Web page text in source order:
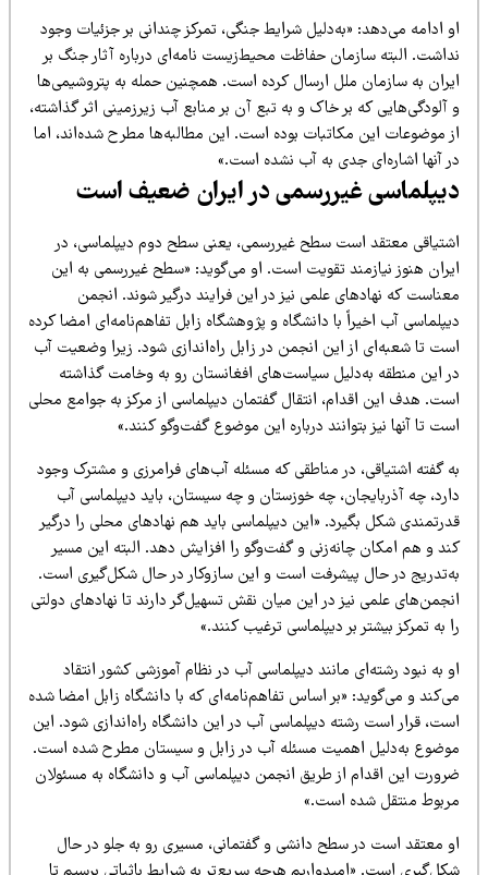
ادامه می‌دهد: «به‌دلیل شرایط جنگی، تمرکز چندانی بر جزئیات وجود
البته سازمان حفاظت محیط‌زیست نامه‌ای درباره آثار جنگ بر
به سازمان ملل ارسال کرده است. همچنین حمله به پتروشیمی‌ها
آلودگی‌هایی که بر خاک و به تبع آن بر منابع آب زیرزمینی اثر گذاشته،
موضوعات این مکاتبات بوده است. این مطالبه‌ها مطرح شده‌اند، اما
آنها اشاره‌ای جدی به آب نشده است.»
غیررسمی در ایران ضعیف است
معتقد است سطح غیررسمی، یعنی سطح دوم دیپلماسی، در
هنوز نیازمند تقویت است. او می‌گوید: «سطح غیررسمی به این
که نهادهای علمی نیز در این فرایند درگیر شوند. انجمن
آب اخیراً با دانشگاه و پژوهشگاه زابل تفاهم‌نامه‌ای امضا کرده
تا شعبه‌ای از این انجمن در زابل راه‌اندازی شود. زیرا وضعیت آب
این منطقه به‌دلیل سیاست‌های افغانستان رو به وخامت گذاشته
هدف این اقدام، انتقال گفتمان دیپلماسی از مرکز به جوامع محلی
تا آنها نیز بتوانند درباره این موضوع گفت‌وگو کنند.»
گفته اشتیاقی، در مناطقی که مسئله آب‌های فرامرزی و مشترک وجود
چه آذربایجان، چه خوزستان و چه سیستان، باید دیپلماسی آب
شکل بگیرد. «این دیپلماسی باید هم نهادهای محلی را درگیر
و هم امکان چانه‌زنی و گفت‌وگو را افزایش دهد. البته این مسیر
در حال پیشرفت است و این سازوکار در حال شکل‌گیری است.
علمی نیز در این میان نقش تسهیل‌گر دارند تا نهادهای دولتی
به تمرکز بیشتر بر دیپلماسی ترغیب کنند.»
به نبود رشته‌ای مانند دیپلماسی آب در نظام آموزشی کشور انتقاد
و می‌گوید: «بر اساس تفاهم‌نامه‌ای که با دانشگاه زابل امضا شده
قرار است رشته دیپلماسی آب در این دانشگاه راه‌اندازی شود. این
به‌دلیل اهمیت مسئله آب در زابل و سیستان مطرح شده است.
این اقدام از طریق انجمن دیپلماسی آب و دانشگاه به مسئولان
منتقل شده است.»
معتقد است در سطح دانشی و گفتمانی، مسیری رو به جلو در حال